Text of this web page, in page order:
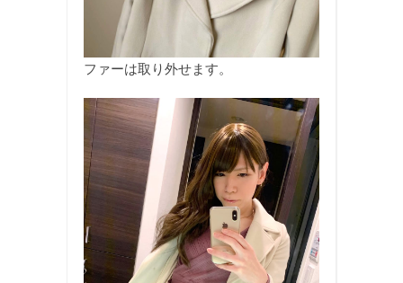
ファーは取り外せます。